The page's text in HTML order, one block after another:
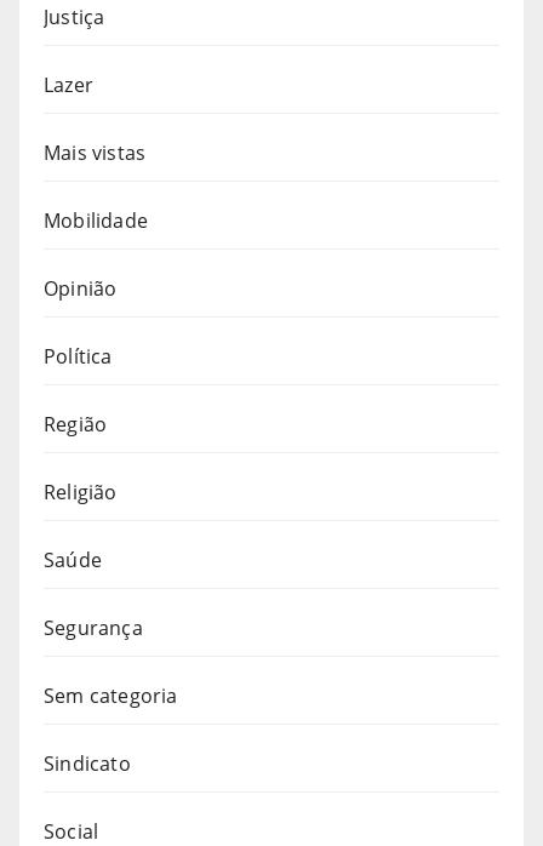
Justiça
Lazer
Mais vistas
Mobilidade
Opinião
Política
Região
Religião
Saúde
Segurança
Sem categoria
Sindicato
Social